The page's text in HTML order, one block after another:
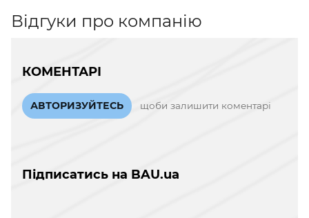
Відгуки про компанію
КОМЕНТАРІ
АВТОРИЗУЙТЕСЬ щоби залишити коментарі
Підписатись на BAU.ua